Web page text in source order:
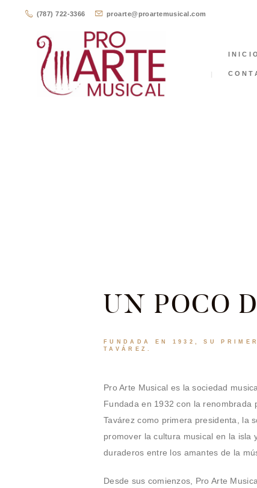
(787) 722-3366 proarte@proartemusical.com
INICIO
UN POCO
FUNDADA EN 1932, SU
TAVÁREZ.
Pro Arte Musical es la sociedad
Fundada en 1932 con la renombrada
Tavárez como primera presidenta, la
promover la cultura musical en la isla
duraderos entre los amantes de la
Desde sus comienzos, Pro Arte